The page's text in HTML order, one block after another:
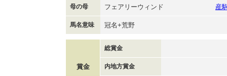
母の母 フェアリーウィンド 産
馬名意味 冠名+荒野
賞金
総賞金
内地方賞金